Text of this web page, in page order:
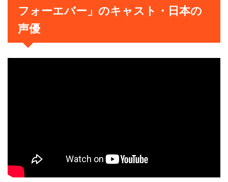
フォーエバー」のキャスト・日本の
声優